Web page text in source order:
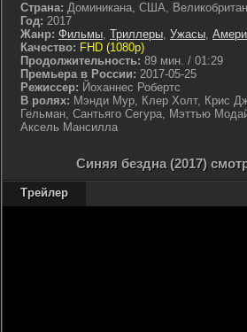
Страна: Доминикана, США,
Год: 2017
Жанр: Фильмы, Триллеры, Ужасы,
Качество: FHD (1080p)
Продолжительность: 89 мин. / 01:29
Премьера в России: 2017-05-25
Режиссер: Йоханнес Робертс
В ролях: Мэнди Мур, Клер Холт, Крис
Гельман, Сантьяго Сегура, Мэттью
Аксель Мансилла
Синяя бездна (2017)
Трейлер